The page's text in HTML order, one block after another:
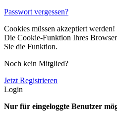
Passwort vergessen?
Cookies müssen akzeptiert werden!
Die Cookie-Funktion Ihres
Sie die Funktion.
Noch kein Mitglied?
Jetzt Registrieren
Login
Nur für eingeloggte Benutzer